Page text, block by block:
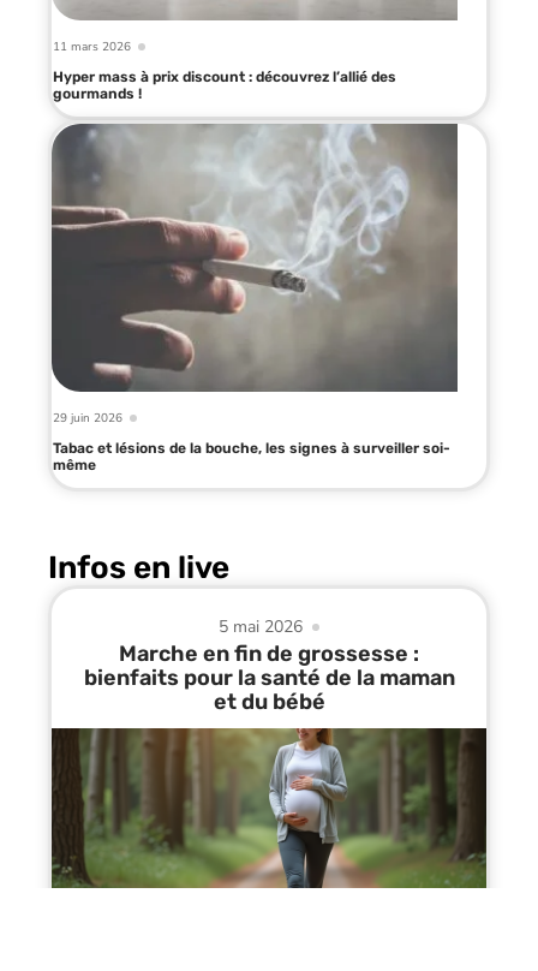
11 mars 2026
Hyper mass à prix discount : découvrez l’allié des
gourmands !
29 juin 2026
Tabac et lésions de la bouche, les signes à surveiller soi-
même
Infos en live
5 mai 2026
Marche en fin de grossesse :
bienfaits pour la santé de la maman
et du bébé